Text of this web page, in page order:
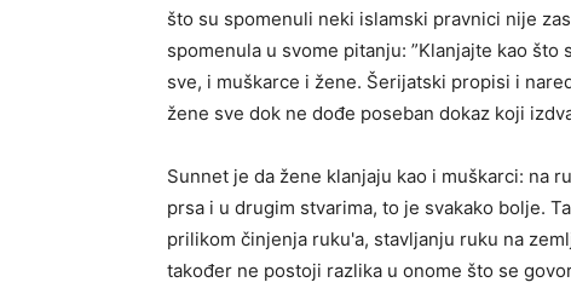
što su spomenuli neki islamski pravnici nije
spomenula u svome pitanju: ”Klanjajte kao
sve, i muškarce i žene. Šerijatski propisi i
žene sve dok ne dođe poseban dokaz koji
Sunnet je da žene klanjaju kao i muškarci: na
prsa i u drugim stvarima, to je svakako bolje.
prilikom činjenja ruku'a, stavljanju ruku na
također ne postoji razlika u onome što se